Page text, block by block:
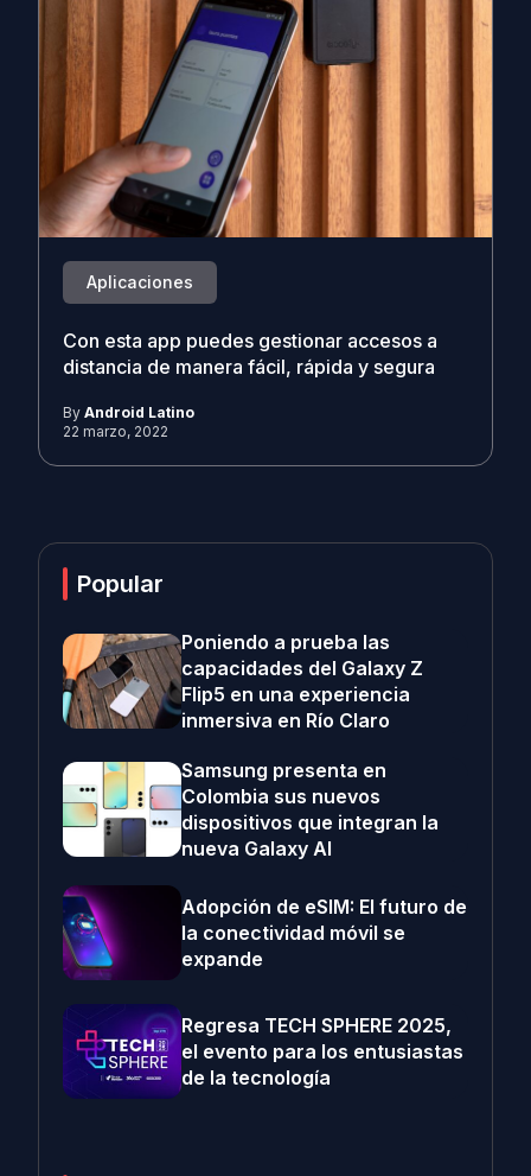
Aplicaciones
Con esta app puedes gestionar accesos a
distancia de manera fácil, rápida y segura
By Android Latino
22 marzo, 2022
Popular
Poniendo a prueba las
capacidades del Galaxy Z
Flip5 en una experiencia
inmersiva en Río Claro
Samsung presenta en
Colombia sus nuevos
dispositivos que integran la
nueva Galaxy AI
Adopción de eSIM: El futuro de
la conectividad móvil se
expande
Regresa TECH SPHERE 2025,
el evento para los entusiastas
de la tecnología